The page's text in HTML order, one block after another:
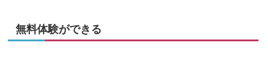
無料体験ができる